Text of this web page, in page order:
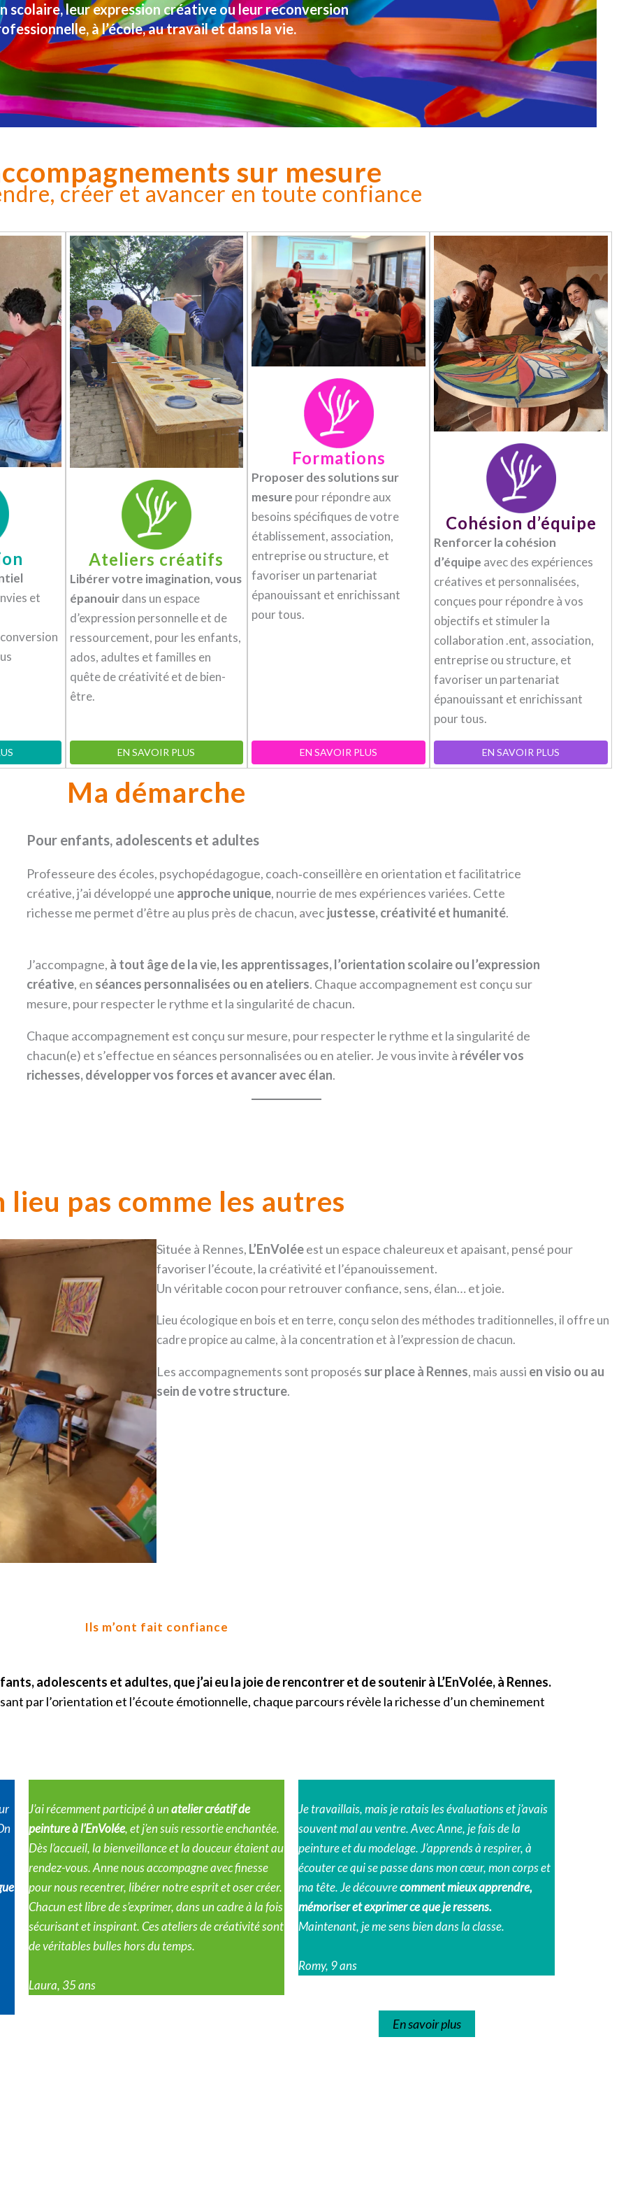
scolaire, leur expression créative ou leur reconversion
à l’école, au travail et dans la vie.
sur mesure
créer et avancer en toute confiance
et
Ateliers créatifs
Libérer votre imagination, vous
épanouirdans un espace
d’expression personnelle et de
ressourcement, pour les enfants,
ados, adultes et familles en
quête de créativité et de bien-
être.
EN SAVOIR PLUS
Formations
Proposer des solutions sur
mesure pour répondre aux
besoins spécifiques de votre
établissement, association,
entreprise ou structure, et
favoriser un partenariat
épanouissant et enrichissant
pour tous.
EN SAVOIR PLUS
Cohésion d’équipe
Renforcer la cohésion
d’équipe avec des expériences
créatives et personnalisées,
conçues pour répondre à vos
objectifs et stimuler la
collaboration .ent, association,
entreprise ou structure, et
favoriser un partenariat
épanouissant et enrichissant
pour tous.
EN SAVOIR PLUS
Ma démarche
Pour enfants, adolescents et adultes
Professeure des écoles, psychopédagogue, coach‑conseillère en orientation et facilitatrice
créative, j’ai développé une approche unique, nourrie de mes expériences variées. Cette
richesse me permet d’être au plus près de chacun, avec justesse, créativité et humanité.
J’accompagne, à tout âge de la vie,les apprentissages, l’orientation scolaire ou l’expression
créative, en séances personnalisées ou en ateliers. Chaque accompagnement est conçu sur
mesure, pour respecter le rythme et la singularité de chacun.
Chaque accompagnement est conçu sur mesure, pour respecter le rythme et la singularité de
chacun(e) et s’effectue en séances personnalisées ou en atelier. Je vous invite à révéler vos
richesses, développer vos forces et avancer avec élan.
lieu pas comme les autres
Située à Rennes, L’EnVoléeest un espace chaleureux et apaisant, pensé pour
favoriser l’écoute, la créativité et l’épanouissement.
Un véritable cocon pour retrouver confiance, sens, élan… et joie.
Lieu écologique en bois et en terre, conçu selon des méthodes traditionnelles, il offre un
cadre propice au calme, à la concentration et à l’expression de chacun.
Les accompagnements sont proposés sur place à Rennes, mais aussi en visio ou au
sein de votre structure.
Ils m’ont fait confiance
adolescents et adultes, que j’ai eu la joie de rencontrer et de soutenir à L’EnVolée, à Rennes.
par l’orientation et l’écoute émotionnelle, chaque parcours révèle la richesse d’un cheminement
J’ai récemment participé à unatelier créatif de
peinture à l’EnVolée, et j’en suis ressortie enchantée.
Dès l’accueil, la bienveillance et la douceur étaient au
rendez-vous. Anne nous accompagne avec finesse
pour nous recentrer, libérer notre esprit et oser créer.
Chacun est libre de s’exprimer, dans un cadre à la fois
sécurisant et inspirant. Ces ateliers de créativité sont
de véritables bulles hors du temps.
Laura, 35 ans
Je travaillais, mais je ratais les évaluations et j’avais
souvent mal au ventre. Avec Anne, je fais de la
peinture et du modelage. J’apprends à respirer, à
écouter ce qui se passe dans mon cœur, mon corps et
ma tête. Je découvrecomment mieux apprendre,
mémoriser et exprimer ce que je ressens.
Maintenant, je me sens bien dans la classe.
Romy, 9 ans
En savoir plus